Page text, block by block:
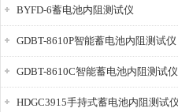
BYFD-6蓄电池内阻测试仪
GDBT-8610P智能蓄电池内阻测试仪
GDBT-8610C智能蓄电池内阻测试仪